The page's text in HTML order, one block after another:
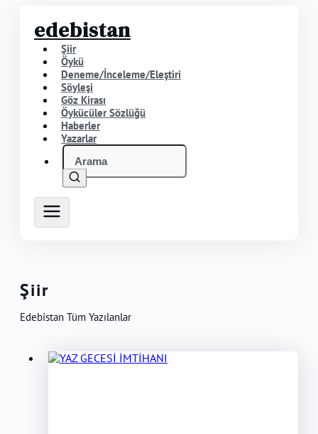
edebistan
Şiir
Öykü
Deneme/İnceleme/Eleştiri
Söyleşi
Göz Kirası
Öykücüler Sözlüğü
Haberler
Yazarlar
Şiir
Edebistan Tüm Yazılanlar